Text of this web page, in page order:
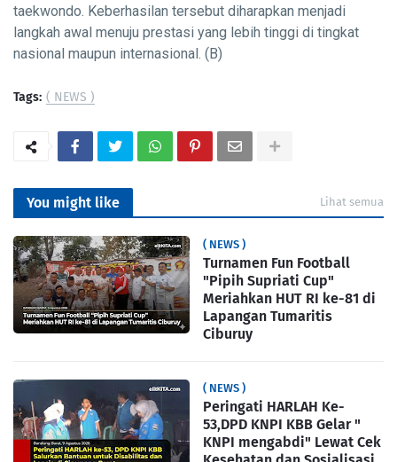
taekwondo. Keberhasilan tersebut diharapkan menjadi
langkah awal menuju prestasi yang lebih tinggi di tingkat
nasional maupun internasional. (B)
Tags: ( NEWS )
You might like Lihat semua
( NEWS )
Turnamen Fun Football
"Pipih Supriati Cup"
Meriahkan HUT RI ke-81 di
Lapangan Tumaritis
Ciburuy
( NEWS )
Peringati HARLAH Ke-
53,DPD KNPI KBB Gelar "
KNPI mengabdi" Lewat Cek